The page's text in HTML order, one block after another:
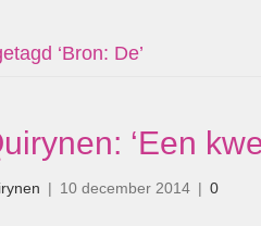
‘Bron: De’
‘Een
| 10 december 2014 | 0